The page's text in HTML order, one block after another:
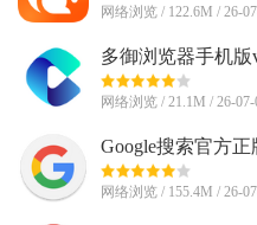
网络浏览 / 122.6M / 26-
多御浏览器手机版
网络浏览 / 21.1M / 26-07-
Google搜索官方正
安卓版
网络浏览 / 155.4M / 26-